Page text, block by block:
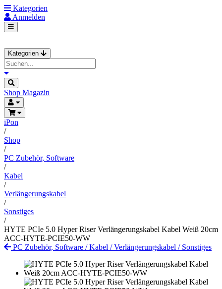
Kategorien
Anmelden
Kategorien
Shop Magazin
iPon
/
Shop
/
PC Zubehör, Software
/
Kabel
/
Verlängerungskabel
/
Sonstiges
/
HYTE PCIe 5.0 Hyper Riser Verlängerungskabel Kabel Weiß 20cm
ACC-HYTE-PCIE50-WW
PC Zubehör, Software /Kabel /Verlängerungskabel / Sonstiges